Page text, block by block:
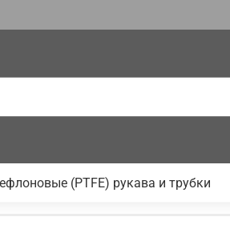
(PTFE) рукава и трубки